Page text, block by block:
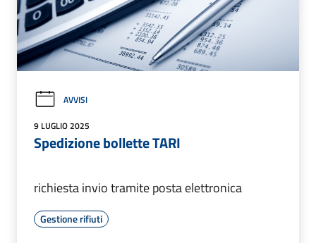
AVVISI
9 LUGLIO 2025
Spedizione bollette TARI
richiesta invio tramite posta elettronica
Gestione rifiuti